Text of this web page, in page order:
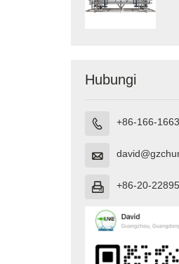
Hubungi
 +86-166-

 +86-20-